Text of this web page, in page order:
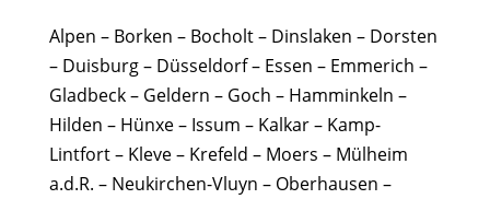
Alpen – Borken – Bocholt – Dinslaken – Dorsten
– Duisburg – Düsseldorf – Essen – Emmerich –
Gladbeck – Geldern – Goch – Hamminkeln –
Hilden – Hünxe – Issum – Kalkar – Kamp-
Lintfort – Kleve – Krefeld – Moers – Mülheim
a.d.R. – Neukirchen-Vluyn – Oberhausen –